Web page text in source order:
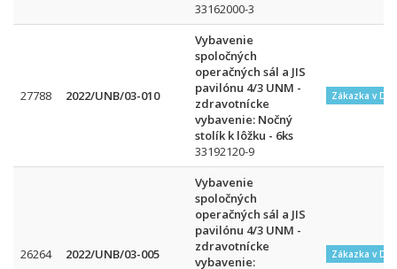
33162000-3
27788 2022/UNB/03-010
Vybavenie
spoločných
operačných sál a JIS
pavilónu 4/3 UNM -
zdravotnícke
vybavenie: Nočný
stolík k lôžku - 6ks
33192120-9
Zákazka v
26264 2022/UNB/03-005
Vybavenie
spoločných
operačných sál a JIS
pavilónu 4/3 UNM -
zdravotnícke
vybavenie:
Zákazka v